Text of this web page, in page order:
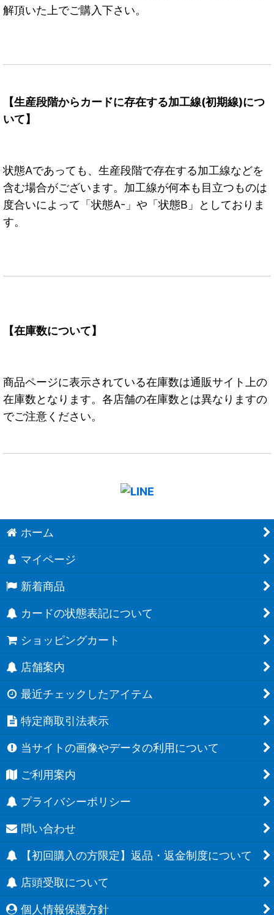
解頂いた上でご購入下さい。
【生産段階からカードに存在する加工線(初期線)につ
いて】
状態Aであっても、生産段階で存在する加工線などを
含む場合がございます。加工線が何本も目立つものは
度合いによって「状態A-」や「状態B」としておりま
す。
【在庫数について】
商品ページに表示されている在庫数は通販サイト上の
在庫数となります。各店舗の在庫数とは異なりますの
でご注意ください。
ホーム
マイページ
新着商品
カードの状態表記について
ショッピングカート
店舗案内
最近チェックしたアイテム
特定商取引法表示
当サイトの画像やデータの利用について
ご利用案内
プライバシーポリシー
問い合わせ
【初回購入の方限定】返品・返金制度について
店頭受取について
個人情報保護方針